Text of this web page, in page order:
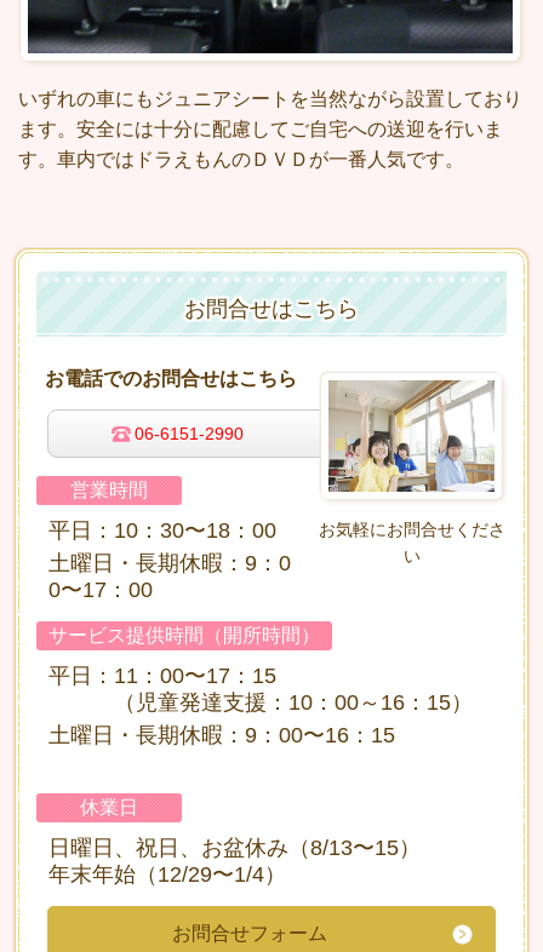
いずれの車にもジュニアシートを当然ながら設置しており
ます。安全には十分に配慮してご自宅への送迎を行いま
す。車内ではドラえもんのＤＶＤが一番人気です。
お問合せはこちら
お気軽にお問合せくださ
い
お電話でのお問合せはこちら
06-6151-2990
営業時間
平日：10：30〜18：00
土曜日・長期休暇：9：0
0〜17：00
サービス提供時間（開所時間）
平日：11：00〜17：15
（児童発達支援：10：00～16：15）
土曜日・長期休暇：9：00〜16：15
休業日
日曜日、祝日、お盆休み（8/13〜15）
年末年始（12/29〜1/4）
お問合せフォーム